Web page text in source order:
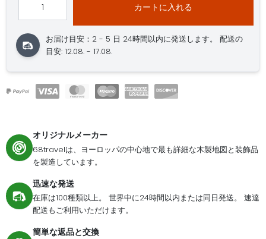
カートに入れる
お届け目安：2 - 5 日 24時間以内に発送します。配送の
目安: 12.08. - 17.08.
オリジナルメーカー
68travelは、ヨーロッパの中心地で最も詳細な木製地図と装飾品
を製造しています。
迅速な発送
在庫は100種類以上。 世界中に24時間以内または同日発送。 速達
配送もご利用いただけます。
簡単な返品と交換